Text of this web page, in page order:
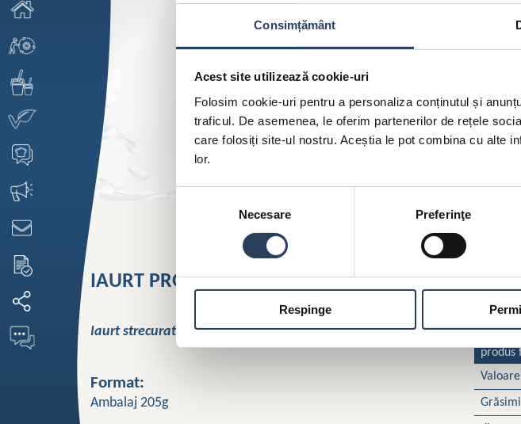
Consimțământ
Acest site utilizează cookie-uri
Folosim cookie-uri pentru a personaliza conținutul și
traficul. De asemenea, le oferim partenerilor de rețele
care folosiți site-ul nostru. Aceștia le pot combina cu alte
lor.
consimțământului
Necesare Preferinţe
Respinge
IAURT PROTEIN+ 0% GRĂSIMI
Iaurt strecurat cu 0 % grăsime
Format:
Ambalaj 205g
produs
Grăsimi